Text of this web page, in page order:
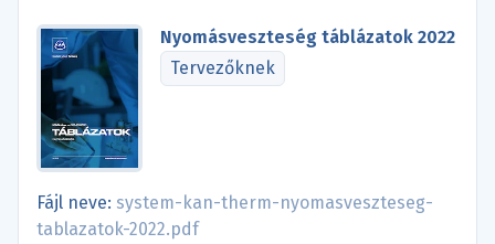
Nyomásveszteség táblázatok 2022
Tervezőknek
Fájl neve: system-kan-therm-nyomasveszteseg-
tablazatok-2022.pdf